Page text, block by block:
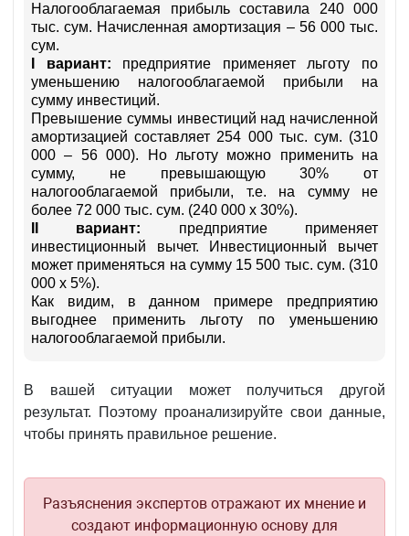
Налогооблагаемая прибыль составила 240 000
тыс. сум. Начисленная амортизация – 56 000 тыс.
сум.
I вариант: предприятие применяет льготу по
уменьшению налогооблагаемой прибыли на
сумму инвестиций.
Превышение суммы инвестиций над начисленной
амортизацией составляет 254 000 тыс. сум. (310
000 – 56 000). Но льготу можно применить на
сумму, не превышающую 30% от
налогооблагаемой прибыли, т.е. на сумму не
более 72 000 тыс. сум. (240 000 х 30%).
II вариант: предприятие применяет
инвестиционный вычет. Инвестиционный вычет
может применяться на сумму 15 500 тыс. сум. (310
000 х 5%).
Как видим, в данном примере предприятию
выгоднее применить льготу по уменьшению
налогооблагаемой прибыли.
В вашей ситуации может получиться другой
результат. Поэтому проанализируйте свои данные,
чтобы принять правильное решение.
Разъяснения экспертов отражают их мнение и
создают информационную основу для